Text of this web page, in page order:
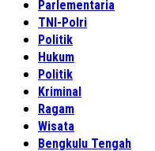
Parlementaria
TNI-Polri
Politik
Hukum
Politik
Kriminal
Ragam
Wisata
Bengkulu Tengah